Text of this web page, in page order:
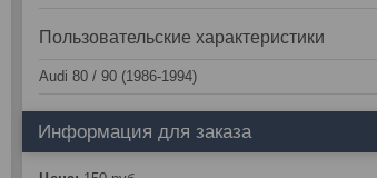
Пользовательские характеристики
Audi 80 / 90 (1986-1994)
Информация для заказа